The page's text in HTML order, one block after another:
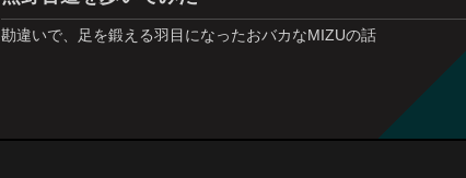
勘違いで、足を鍛える羽目になったおバカなMIZUの話